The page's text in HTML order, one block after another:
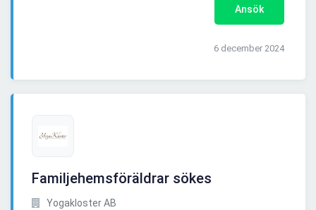
Ansök
6 december 2024
Familjehemsföräldrar sökes
Yogakloster AB